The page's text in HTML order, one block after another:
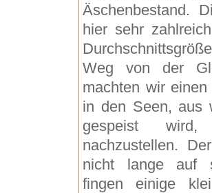
Äschenbestand.
hier sehr
Weg von der
machten wir
in den Seen, aus
gespeist
nachzustellen.
nicht lange auf
fingen einige